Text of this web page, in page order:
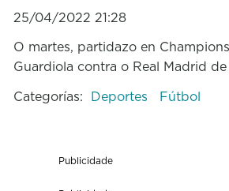
25/04/2022 21:28
O martes, partidazo en
Guardiola contra o Real Madrid
Categorías: Deportes Fútbol
Publicidade